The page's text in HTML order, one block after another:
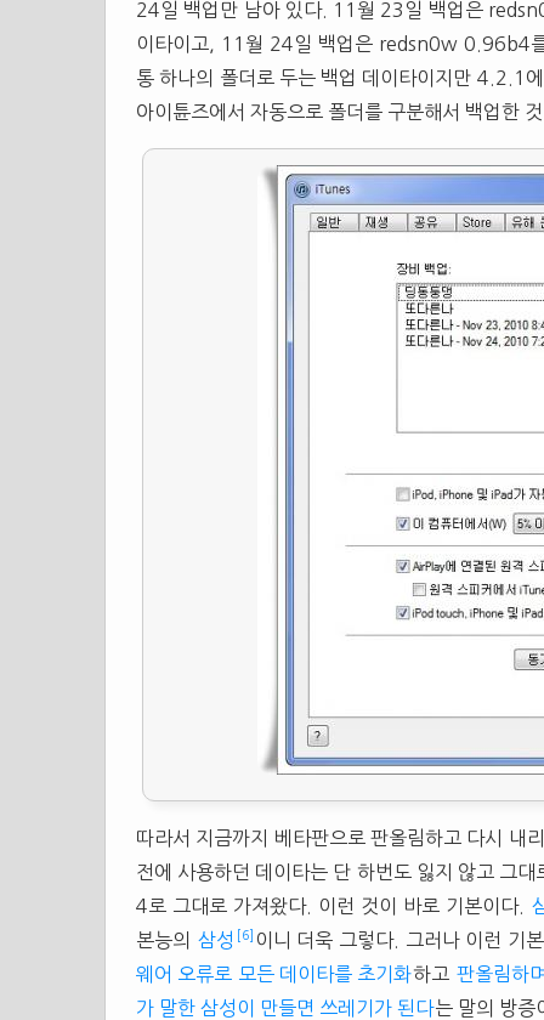
24일 백업만 남아 있다. 11월 23일 백업은
이타이고, 11월 24일 백업은 redsn0w 0.96b4
통 하나의 폴더로 두는 백업 데이타이지만 4.2.1
아이튠즈에서 자동으로 폴더를 구분해서 백업한 것
따라서 지금까지 베타판으로 판올림하고 다시 내
전에 사용하던 데이타는 단 하번도 잃지 않고 그
4로 그대로 가져왔다. 이런 것이 바로 기본이다.
본능의 삼성 [6]
이니 더욱 그렇다. 그러나 이런 기
웨어 오류로 모든 데이타를 초기화하고 판올림하
가 말한 삼성이 만들면 쓰레기가 된다는 말의 방증